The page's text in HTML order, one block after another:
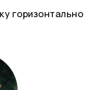
горизонтально